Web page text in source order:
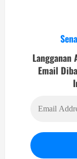
Email